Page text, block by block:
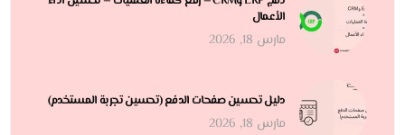
الأعمال
مارس 18, 2026
دليل تحسين صفحات الدفع (تحسين تجربة المستخدم)
مارس 18, 2026